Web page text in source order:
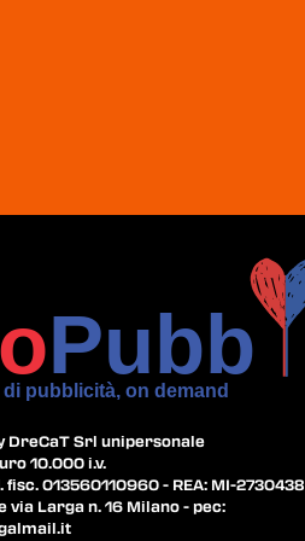
DreCaT Srl unipersonale
10.000 i.v.
fisc. 013560110960 - REA: MI-2730438
via Larga n. 16 Milano - pec: